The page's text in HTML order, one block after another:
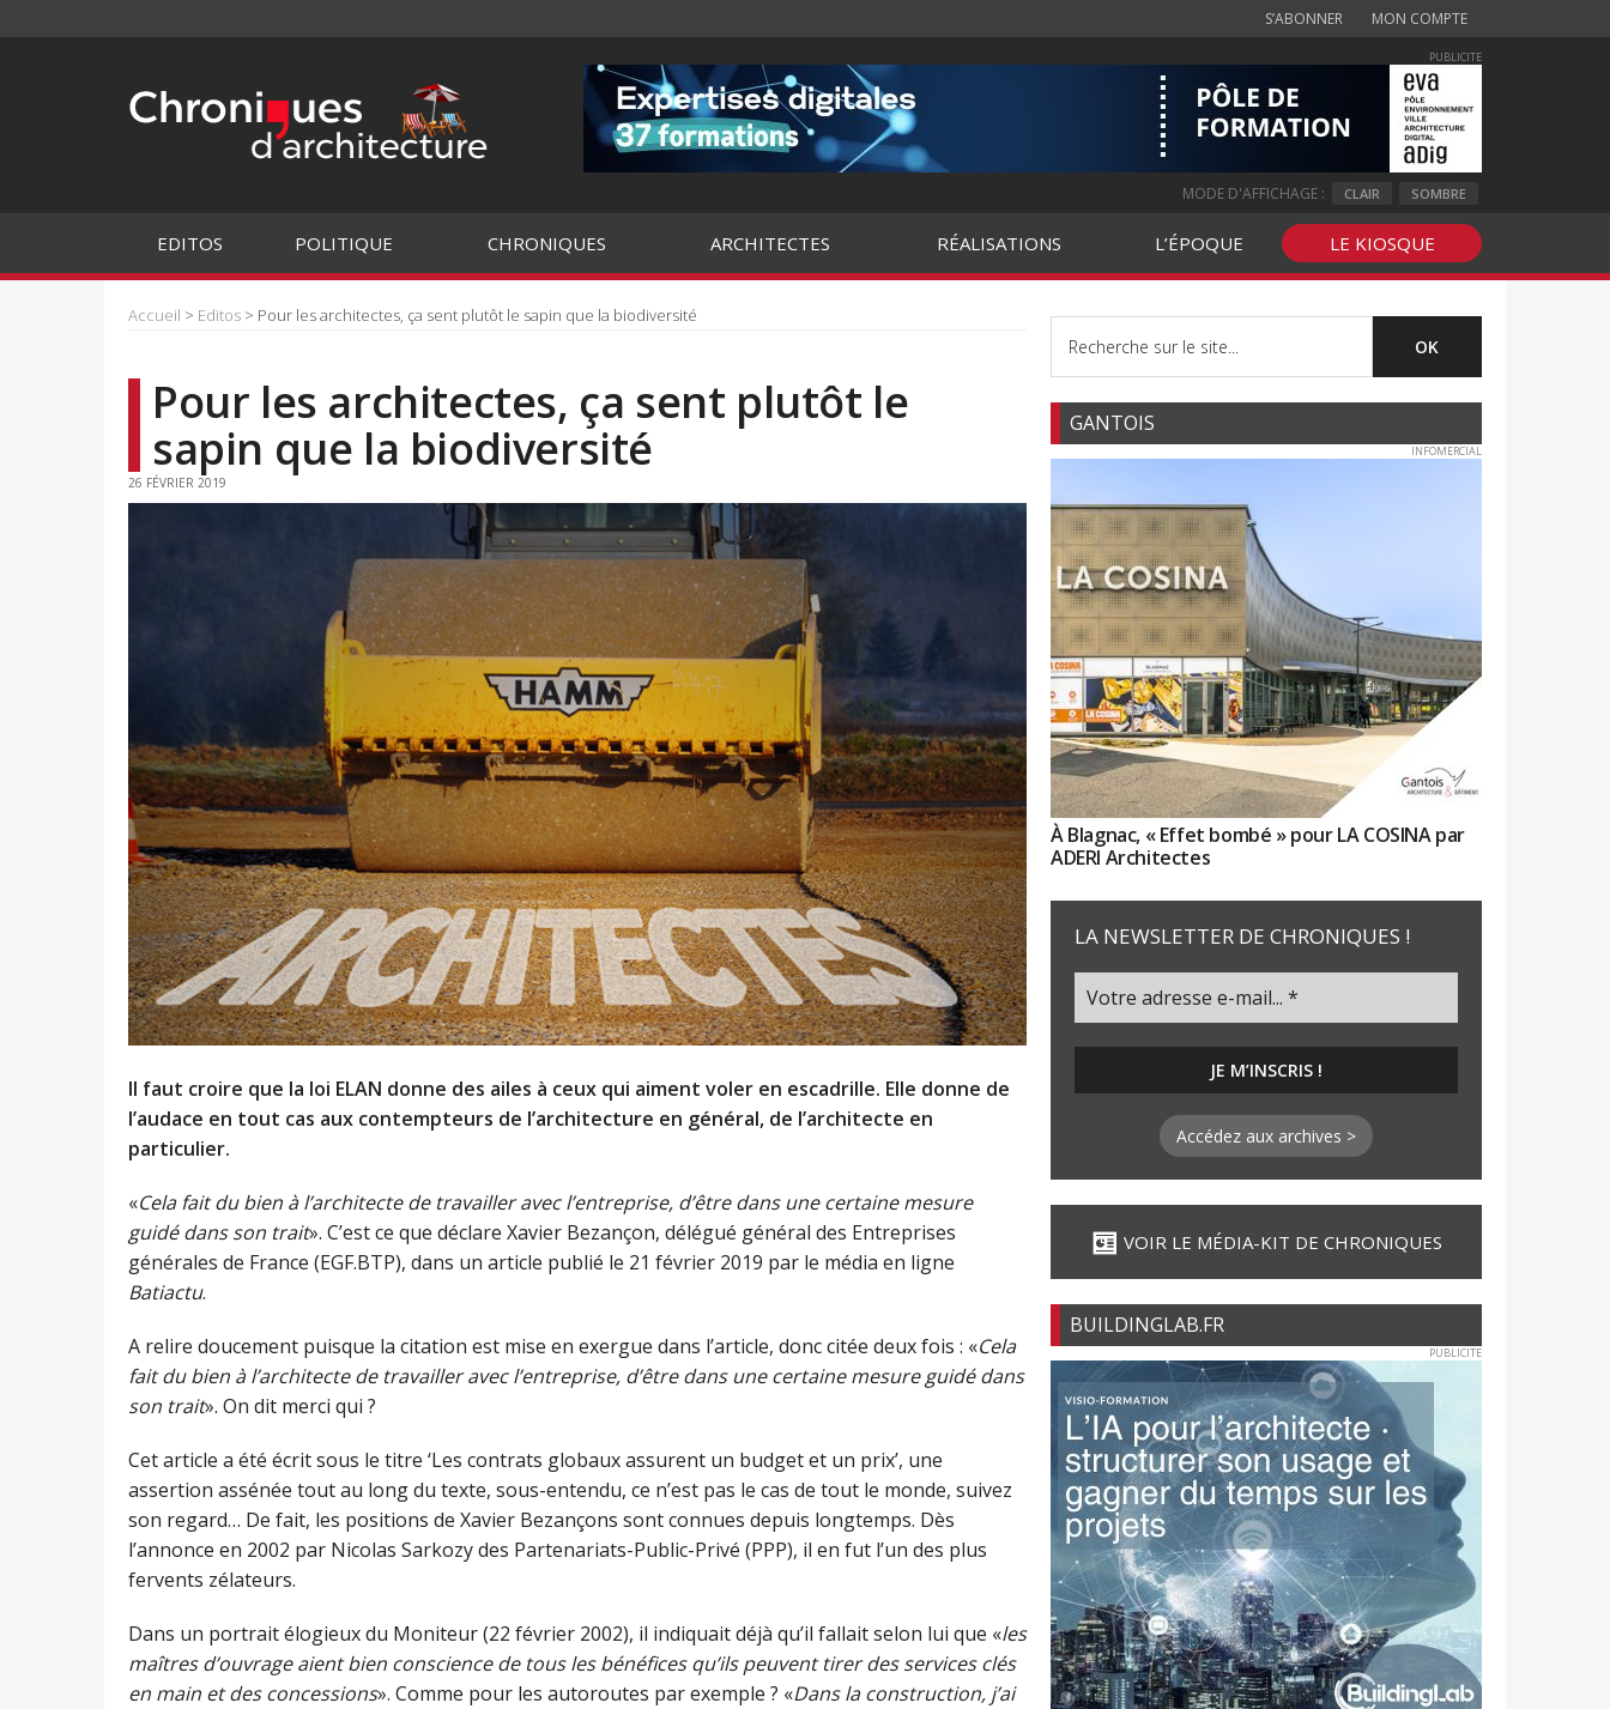
S’ABONNER MON COMPTE
PUBLICITE
MODE D'AFFICHAGE : CLAIR SOMBRE
EDITOS POLITIQUE CHRONIQUES ARCHITECTES RÉALISATIONS L’ÉPOQUE LE KIOSQUE
Accueil > Editos > Pour les architectes, ça sent plutôt le sapin que la biodiversité
Pour les architectes, ça sent plutôt le
sapin que la biodiversité
26 FÉVRIER 2019
Il faut croire que la loi ELAN donne des ailes à ceux qui aiment voler en escadrille. Elle donne de
l’audace en tout cas aux contempteurs de l’architecture en général, de l’architecte en
particulier.
«Cela fait du bien à l’architecte de travailler avec l’entreprise, d’être dans une certaine mesure
guidé dans son trait». C’est ce que déclare Xavier Bezançon, délégué général des Entreprises
générales de France (EGF.BTP), dans un article publié le 21 février 2019 par le média en ligne
Batiactu.
A relire doucement puisque la citation est mise en exergue dans l’article, donc citée deux fois : «Cela
fait du bien à l’architecte de travailler avec l’entreprise, d’être dans une certaine mesure guidé dans
son trait». On dit merci qui ?
Cet article a été écrit sous le titre ‘Les contrats globaux assurent un budget et un prix’, une
assertion assénée tout au long du texte, sous-entendu, ce n’est pas le cas de tout le monde, suivez
son regard… De fait, les positions de Xavier Bezançons sont connues depuis longtemps. Dès
l’annonce en 2002 par Nicolas Sarkozy des Partenariats-Public-Privé (PPP), il en fut l’un des plus
fervents zélateurs.
Dans un portrait élogieux du Moniteur (22 février 2002), il indiquait déjà qu’il fallait selon lui que «les
maîtres d’ouvrage aient bien conscience de tous les bénéfices qu’ils peuvent tirer des services clés
en main et des concessions». Comme pour les autoroutes par exemple ? «Dans la construction, j’ai
GANTOIS
INFOMERCIAL
À Blagnac, « Effet bombé » pour LA COSINA par
ADERI Architectes
LA NEWSLETTER DE CHRONIQUES !
Accédez aux archives >
VOIR LE MÉDIA-KIT DE CHRONIQUES
BUILDINGLAB.FR
PUBLICITE